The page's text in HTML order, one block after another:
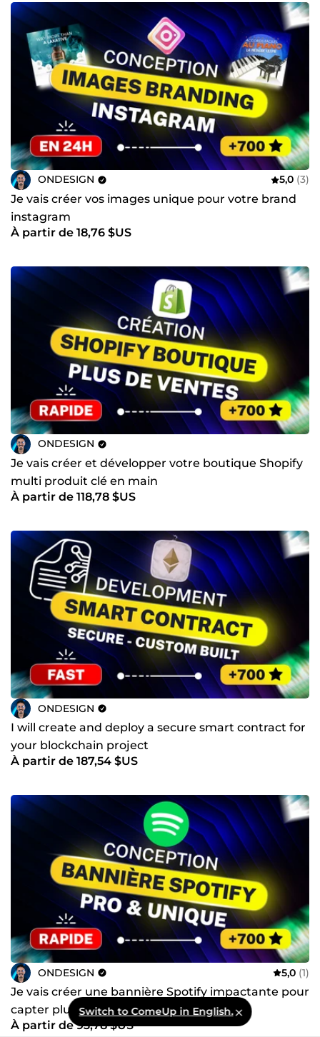
ONDESIGN 5,0 (3)
Je vais créer vos images unique pour votre brand
instagram
À partir de 18,76 $US
ONDESIGN
Je vais créer et développer votre boutique Shopify
multi produit clé en main
À partir de 118,78 $US
ONDESIGN
I will create and deploy a secure smart contract for
your blockchain project
À partir de 187,54 $US
ONDESIGN 5,0 (1)
Je vais créer une bannière Spotify impactante pour
capter plus découtes
À partir de 93,78 $US
Switch to ComeUp in English.